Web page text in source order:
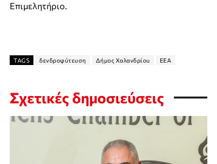
Επιμελητήριο.
TAGS δενδροφύτευση Δήμος Χαλανδρίου ΕΕΑ
Σχετικές δημοσιεύσεις